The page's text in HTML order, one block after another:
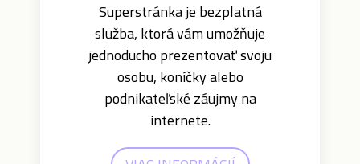
Superstránka je bezplatná
služba, ktorá vám umožňuje
jednoducho prezentovať svoju
osobu, koníčky alebo
podnikateľské záujmy na
internete.